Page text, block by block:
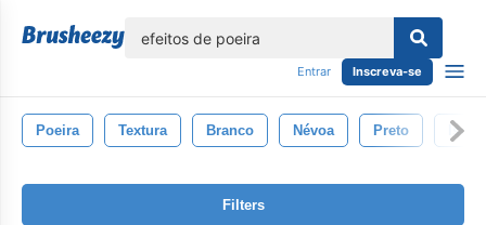
Entrar Inscreva-se
Poeira Textura Branco Névoa Preto
Filters